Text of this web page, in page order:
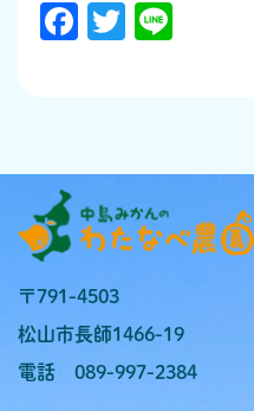
Facebook
Twitter
〒791-4503
松山市長師1466-19
電話 089-997-2384